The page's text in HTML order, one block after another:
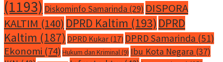
(1193) Diskominfo Samarinda (29) DISPORA
KALTIM (140) DPRD Kaltim (193) DPRD
Kaltim (187) DPRD Kukar (17) DPRD Samarinda (51)
Ekonomi (74) Hukum dan Kriminal(9) Ibu Kota Negara (37)